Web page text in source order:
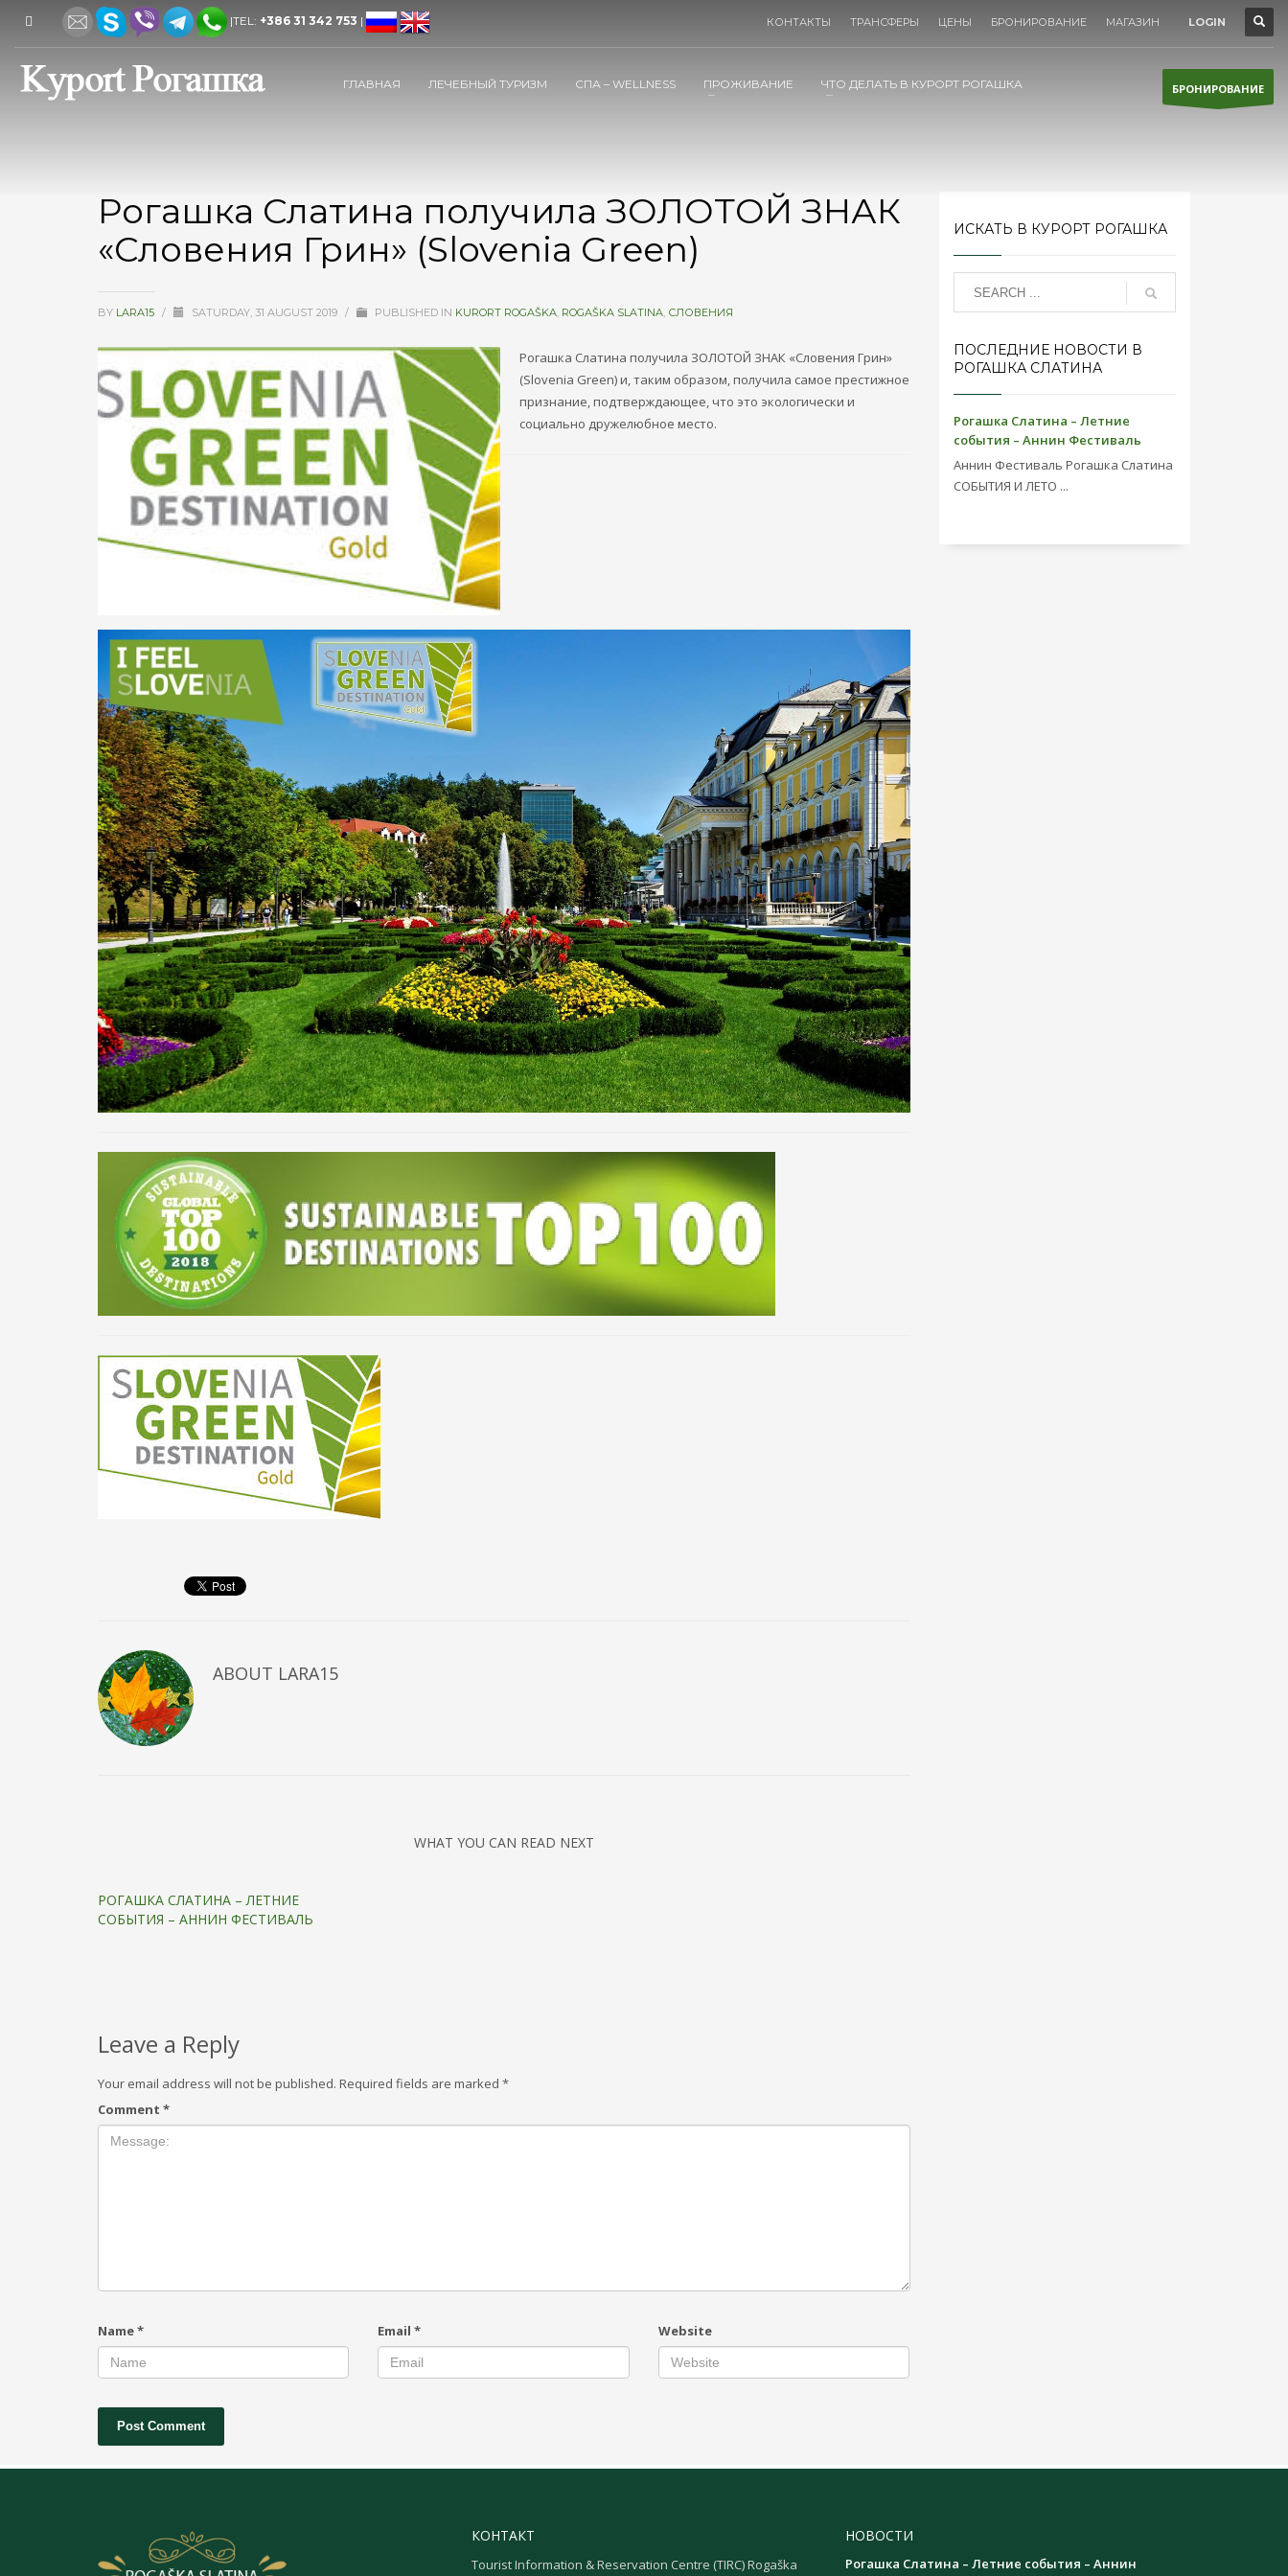
|TEL: +386 31 342 753 | КОНТАКТЫ ТРАНСФЕРЫ ЦЕНЫ БРОНИРОВАНИЕ МАГАЗИН LOGIN
ГЛАВНАЯ ЛЕЧЕБНЫЙ ТУРИЗМ СПА – WELLNESS ПРОЖИВАНИЕ ЧТО ДЕЛАТЬ В КУРОРТ РОГАШКА БРОНИРОВАНИЕ
Рогашка Слатина получила ЗОЛОТОЙ ЗНАК
«Словения Грин» (Slovenia Green)
BY LARA15 / SATURDAY, 31 AUGUST 2019 / PUBLISHED IN KURORT ROGAŠKA, ROGAŠKA SLATINA, СЛОВЕНИЯ
Рогашка Слатина получила ЗОЛОТОЙ ЗНАК «Словения Грин»
(Slovenia Green) и, таким образом, получила самое престижное
признание, подтверждающее, что это экологически и
социально дружелюбное место.
ABOUT LARA15
WHAT YOU CAN READ NEXT
РОГАШКА СЛАТИНА – ЛЕТНИЕ
СОБЫТИЯ – АННИН ФЕСТИВАЛЬ
Leave a Reply
Your email address will not be published. Required fields are marked *
Comment *
Name* Email* Website
ИСКАТЬ В КУРОРТ РОГАШКА
ПОСЛЕДНИЕ НОВОСТИ В
РОГАШКА СЛАТИНА
Рогашка Слатина – Летние
события – Аннин Фестиваль
Аннин Фестиваль Рогашка Слатина
СОБЫТИЯ И ЛЕТО ...
КОНТАКТ
Tourist Information & Reservation Centre (TIRC) Rogaška
НОВОСТИ
Рогашка Слатина – Летние события – Аннин